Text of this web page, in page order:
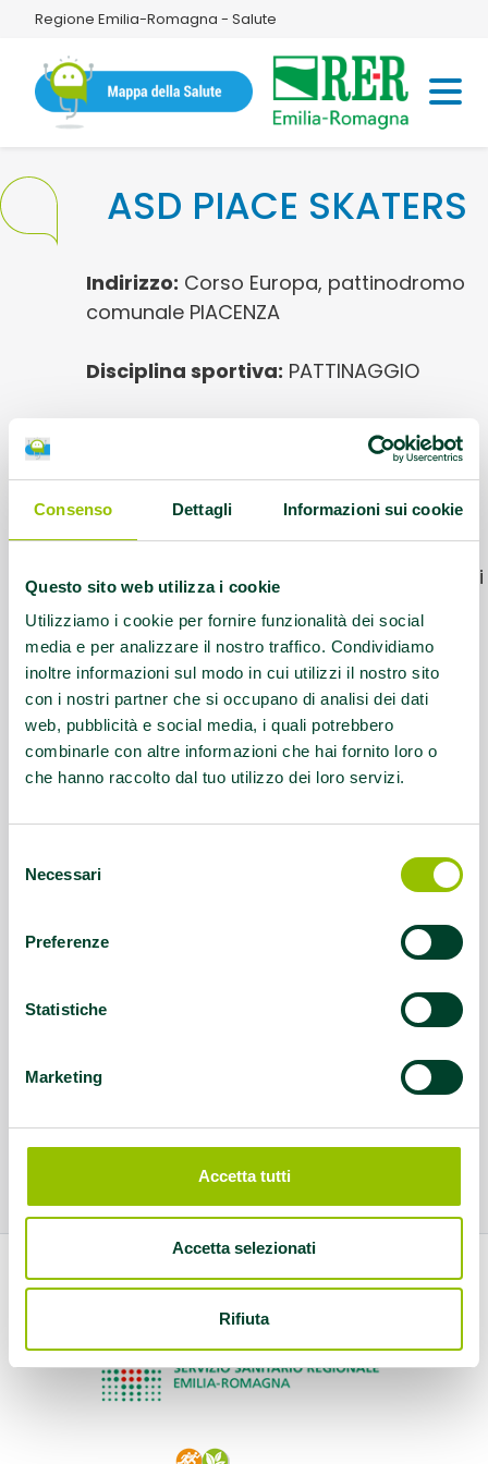
Consenso Dettagli Informazioni sui cookie
Questo sito web utilizza i cookie
Utilizziamo i cookie per fornire funzionalità dei social
media e per analizzare il nostro traffico. Condividiamo
inoltre informazioni sul modo in cui utilizzi il nostro sito
con i nostri partner che si occupano di analisi dei dati
web, pubblicità e social media, i quali potrebbero
combinarle con altre informazioni che hai fornito loro o
che hanno raccolto dal tuo utilizzo dei loro servizi.
delNecessari
Preferenze
Statistiche
Marketing
Accetta tutti
Accetta selezionati
Rifiuta
Regione Emilia-Romagna - Salute
ASD PIACE SKATERS
Indirizzo: Corso Europa, pattinodromo
comunale PIACENZA
Disciplina sportiva: PATTINAGGIO
Dallavalle Eleonora
Contatti:info@piaceskaters.it -
3391041557
Servizio rivolto a:Attività integrata con i
settimana
Questo contenuto si trova inDisabilità e sport